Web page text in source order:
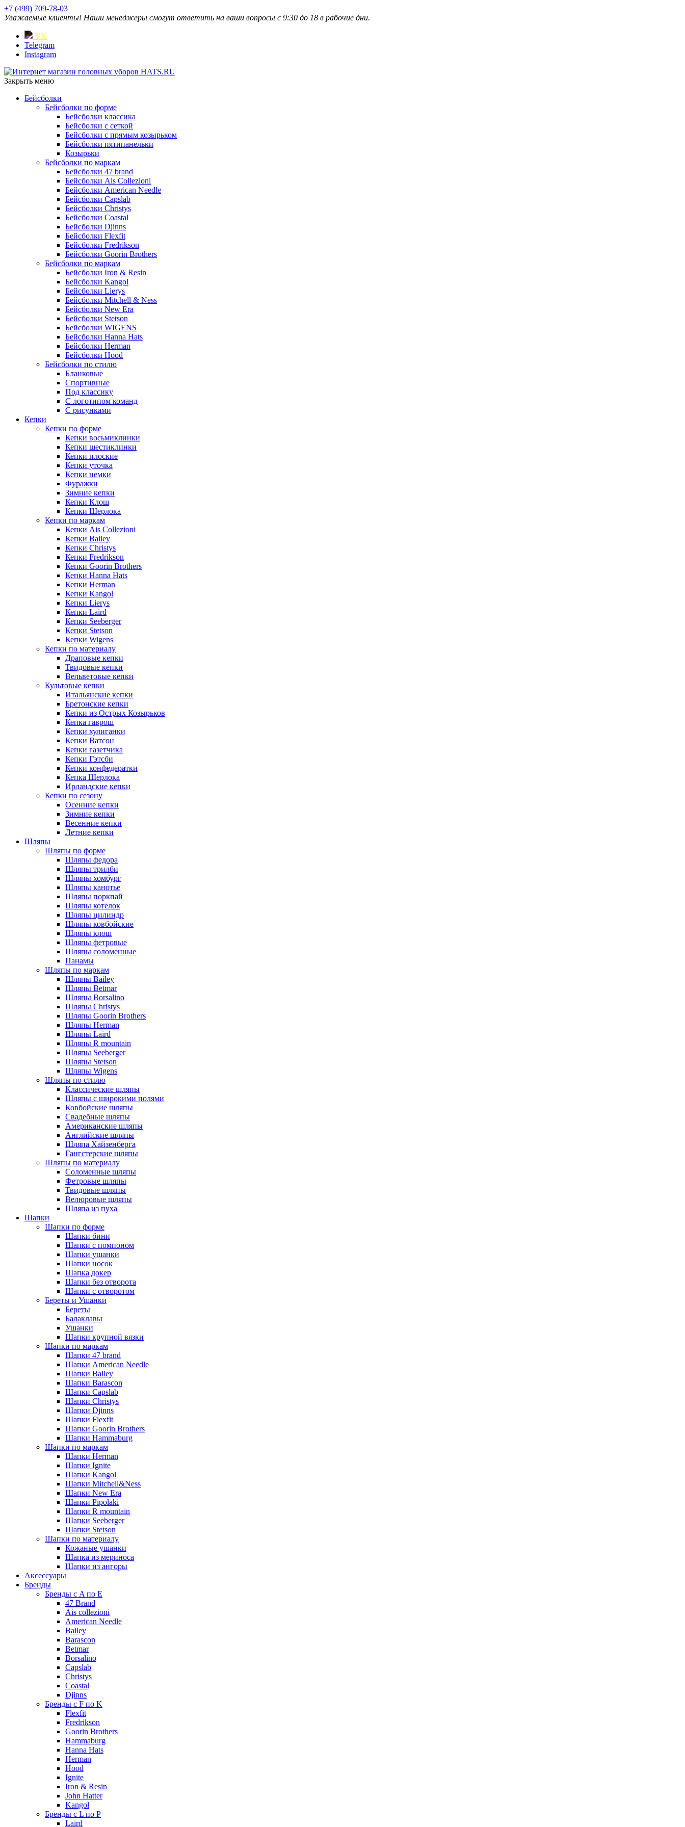
+7 (499) 709-78-03
Уважаемые клиенты! Наши менеджеры смогут ответить на ваши вопросы с 9:30 до 18 в рабочие дни.
VK
Telegram
Instagram
Закрыть меню
Бейсболки
Бейсболки по форме
Бейсболки классика
Бейсболки с сеткой
Бейсболки с прямым козырьком
Бейсболки пятипанельки
Козырьки
Бейсболки по маркам
Бейсболки 47 brand
Бейсболки Ais Collezioni
Бейсболки American Needle
Бейсболки Capslab
Бейсболки Christys
Бейсболки Coastal
Бейсболки Djinns
Бейсболки Flexfit
Бейсболки Fredrikson
Бейсболки Goorin Brothers
Бейсболки по маркам
Бейсболки Iron & Resin
Бейсболки Kangol
Бейсболки Lierys
Бейсболки Mitchell & Ness
Бейсболки New Era
Бейсболки Stetson
Бейсболки WIGENS
Бейсболки Hanna Hats
Бейсболки Herman
Бейсболки Hood
Бейсболки по стилю
Бланковые
Спортивные
Под классику
С логотипом команд
С рисунками
Кепки
Кепки по форме
Кепки восьмиклинки
Кепки шестиклинки
Кепки плоские
Кепки уточка
Кепки немки
Фуражки
Зимние кепки
Кепки Клош
Кепки Шерлока
Кепки по маркам
Кепки Ais Collezioni
Кепки Bailey
Кепки Christys
Кепки Fredrikson
Кепки Goorin Brothers
Кепки Hanna Hats
Кепки Herman
Кепки Kangol
Кепки Lierys
Кепки Laird
Кепки Seeberger
Кепки Stetson
Кепки Wigens
Кепки по материалу
Драповые кепки
Твидовые кепки
Вельветовые кепки
Культовые кепки
Итальянские кепки
Бретонские кепки
Кепки из Острых Козырьков
Кепка гаврош
Кепки хулиганки
Кепки Ватсон
Кепки газетчика
Кепки Гэтсби
Кепки конфедератки
Кепка Шерлока
Ирландские кепки
Кепки по сезону
Осенние кепки
Зимние кепки
Весенние кепки
Летние кепки
Шляпы
Шляпы по форме
Шляпы федора
Шляпы трилби
Шляпы хомбург
Шляпы канотье
Шляпы поркпай
Шляпы котелок
Шляпы цилиндр
Шляпы ковбойские
Шляпы клош
Шляпы фетровые
Шляпы соломенные
Панамы
Шляпы по маркам
Шляпы Bailey
Шляпы Betmar
Шляпы Borsalino
Шляпы Christys
Шляпы Goorin Brothers
Шляпы Herman
Шляпы Laird
Шляпы R mountain
Шляпы Seeberger
Шляпы Stetson
Шляпы Wigens
Шляпы по стилю
Классические шляпы
Шляпы с широкими полями
Ковбойские шляпы
Свадебные шляпы
Американские шляпы
Английские шляпы
Шляпа Хайзенберга
Гангстерские шляпы
Шляпы по материалу
Соломенные шляпы
Фетровые шляпы
Твидовые шляпы
Велюровые шляпы
Шляпа из пуха
Шапки
Шапки по форме
Шапки бини
Шапки с помпоном
Шапки ушанки
Шапки носок
Шапка докер
Шапки без отворота
Шапки с отворотом
Береты и Ушанки
Береты
Балаклавы
Ушанки
Шапки крупной вязки
Шапки по маркам
Шапки 47 brand
Шапки American Needle
Шапки Bailey
Шапки Barascon
Шапки Capslab
Шапки Christys
Шапки Djinns
Шапки Flexfit
Шапки Goorin Brothers
Шапки Hammaburg
Шапки по маркам
Шапки Herman
Шапки Ignite
Шапки Kangol
Шапки Mitchell&Ness
Шапки New Era
Шапки Pipolaki
Шапки R mountain
Шапки Seeberger
Шапки Stetson
Шапки по материалу
Кожаные ушанки
Шапка из мериноса
Шапки из ангоры
Аксессуары
Бренды
Бренды с A по E
47 Brand
Ais collezioni
American Needle
Bailey
Barascon
Betmar
Borsalino
Capslab
Christys
Coastal
Djinns
Бренды с F по K
Flexfit
Fredrikson
Goorin Brothers
Hammaburg
Hanna Hats
Herman
Hood
Ignite
Iron & Resin
John Hatter
Kangol
Бренды с L по P
Laird